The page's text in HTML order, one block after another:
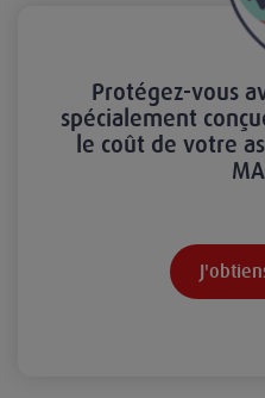
Protégez-vous
spécialement
le coût de votre